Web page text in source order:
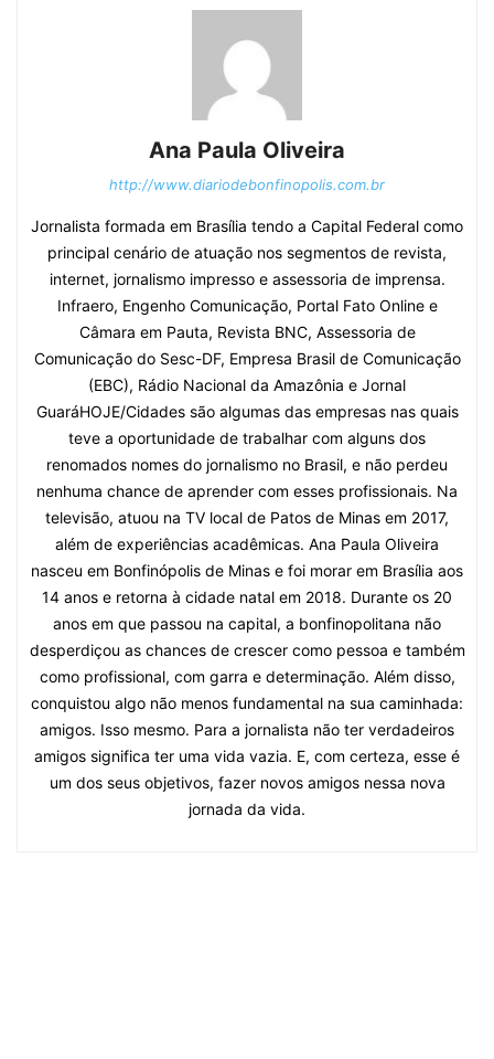
Ana Paula Oliveira
http://www.diariodebonfinopolis.com.br
Jornalista formada em Brasília tendo a Capital Federal como
principal cenário de atuação nos segmentos de revista,
internet, jornalismo impresso e assessoria de imprensa.
Infraero, Engenho Comunicação, Portal Fato Online e
Câmara em Pauta, Revista BNC, Assessoria de
Comunicação do Sesc-DF, Empresa Brasil de Comunicação
(EBC), Rádio Nacional da Amazônia e Jornal
GuaráHOJE/Cidades são algumas das empresas nas quais
teve a oportunidade de trabalhar com alguns dos
renomados nomes do jornalismo no Brasil, e não perdeu
nenhuma chance de aprender com esses profissionais. Na
televisão, atuou na TV local de Patos de Minas em 2017,
além de experiências acadêmicas. Ana Paula Oliveira
nasceu em Bonfinópolis de Minas e foi morar em Brasília aos
14 anos e retorna à cidade natal em 2018. Durante os 20
anos em que passou na capital, a bonfinopolitana não
desperdiçou as chances de crescer como pessoa e também
como profissional, com garra e determinação. Além disso,
conquistou algo não menos fundamental na sua caminhada:
amigos. Isso mesmo. Para a jornalista não ter verdadeiros
amigos significa ter uma vida vazia. E, com certeza, esse é
um dos seus objetivos, fazer novos amigos nessa nova
jornada da vida.